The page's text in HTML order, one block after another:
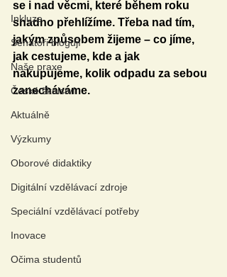
Inkluze
Senátoři blogují
Naše praxe
České školství
Aktuálně
Výzkumy
Oborové didaktiky
Digitální vzdělávací zdroje
Speciální vzdělávací potřeby
Inovace
Očima studentů
se i nad věcmi, které během roku
snadno přehlížíme. Třeba nad tím,
jakým způsobem žijeme – co jíme,
jak cestujeme, kde a jak
nakupujeme, kolik odpadu za sebou
zanecháváme.